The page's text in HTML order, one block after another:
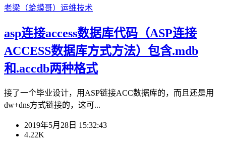
老梁（蛤蟆哥） 运维技术
asp连接access数据库代码（ASP连接
ACCESS数据库方式方法）包含.mdb
和.accdb两种格式
接了一个毕业设计，用ASP链接ACC数据库的，而且还是用
dw+dns方式链接的，这可...
2019年5月28日 15:32:43
4.22K